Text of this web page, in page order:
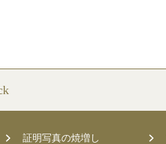
証明写真の焼増し